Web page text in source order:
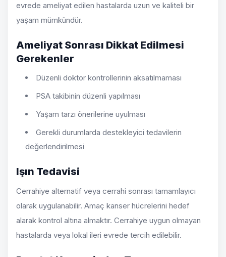
evrede ameliyat edilen hastalarda uzun ve kaliteli bir
yaşam mümkündür.
Ameliyat Sonrası Dikkat Edilmesi
Gerekenler
Düzenli doktor kontrollerinin aksatılmaması
PSA takibinin düzenli yapılması
Yaşam tarzı önerilerine uyulması
Gerekli durumlarda destekleyici tedavilerin
değerlendirilmesi
Işın Tedavisi
Cerrahiye alternatif veya cerrahi sonrası tamamlayıcı
olarak uygulanabilir. Amaç kanser hücrelerini hedef
alarak kontrol altına almaktır. Cerrahiye uygun olmayan
hastalarda veya lokal ileri evrede tercih edilebilir.